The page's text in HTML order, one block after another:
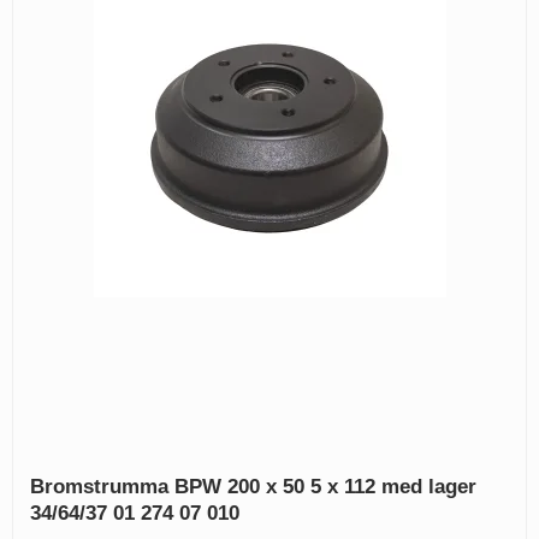
Bromstrumma BPW 200 x 50 5 x 112 med lager
34/64/37 01 274 07 010